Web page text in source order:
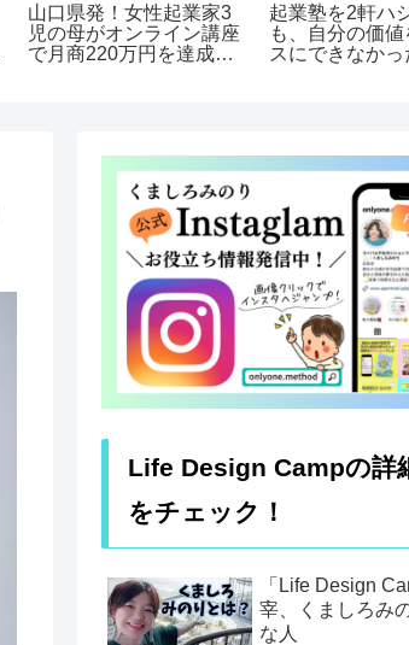
山口県発！女性起業家3
児の母がオンライン講座
で月商220万円を達成・
起業塾を2軒ハ
も、自分の価
スにできなかっ
Life Design Campの詳
をチェック！
「Life Design
宰、くましろみ
な人